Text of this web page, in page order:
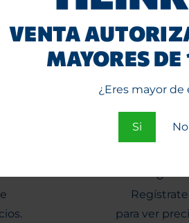
VENTA
MAYORES DE
¿Eres mayor de
Si No
Tips RAW
20 unid.
o
Regístrate
para ver